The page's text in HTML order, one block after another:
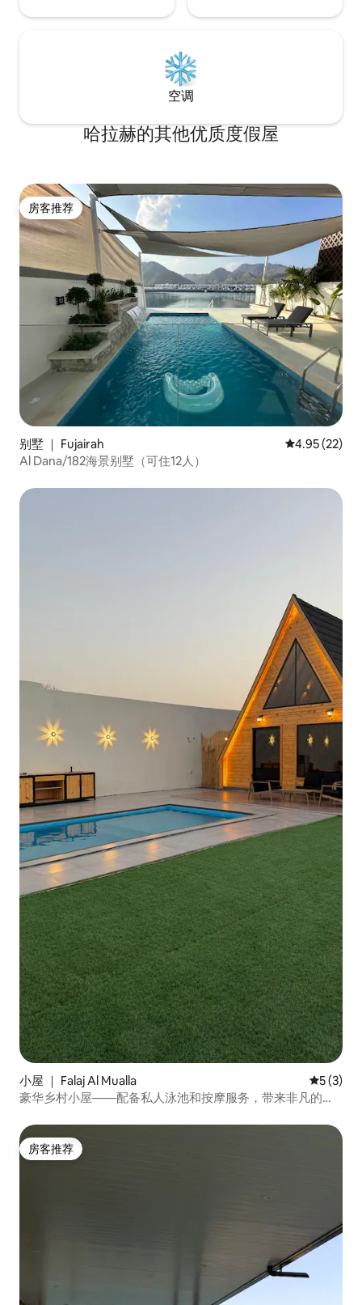
空调
哈拉赫的其他优质度假屋
房客推荐
房客推荐
别墅 ｜ Fujairah 平均评分
4.95 (22)
Al Dana/182海景别墅（可住12人）
小屋 ｜ Falaj Al Mualla 平均评分
5 (3)
豪华乡村小屋——配备私人泳池和按摩服务，带来非凡的放
房客推荐
房客推荐